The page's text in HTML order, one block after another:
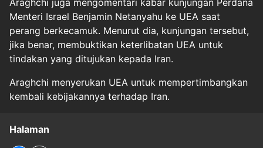
Menteri Israel Benjamin Netanyahu ke UEA saat
perang berkecamuk. Menurut dia, kunjungan tersebut,
jika benar, membuktikan keterlibatan UEA untuk
tindakan yang ditujukan kepada Iran.
Araghchi menyerukan UEA untuk mempertimbangkan
kembali kebijakannya terhadap Iran.
Halaman